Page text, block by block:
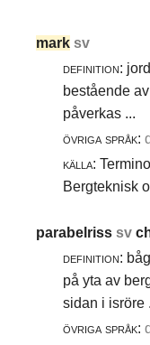
mark sv
definition:
bestående
påverkas ...
övriga språk:
källa:
Bergteknisk
parabelrisssv
definition:
på yta av
sidan i isröre
övriga språk: